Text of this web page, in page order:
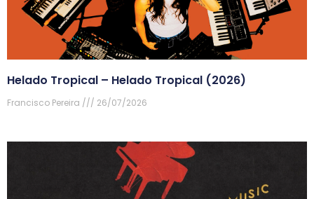
Helado Tropical – Helado Tropical (2026)
Francisco Pereira 26/07/2026